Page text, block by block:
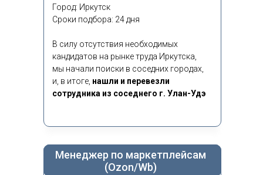
Город: Иркутск
Сроки подбора: 24 дня
В силу отсутствия необходимых
кандидатов на рынке труда Иркутска,
мы начали поиски в соседних городах,
и, в итоге, нашли и перевезли
сотрудника из соседнего г. Улан-Удэ
Менеджер по маркетплейсам
(Ozon/Wb)